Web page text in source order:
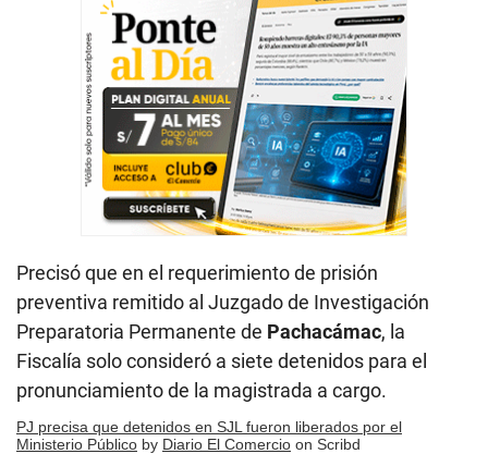
Precisó que en el requerimiento de prisión
preventiva remitido al Juzgado de Investigación
Preparatoria Permanente de Pachacámac, la
Fiscalía solo consideró a siete detenidos para el
pronunciamiento de la magistrada a cargo.
PJ precisa que detenidos en SJL fueron liberados por el
Ministerio Público by Diario El Comercio on Scribd